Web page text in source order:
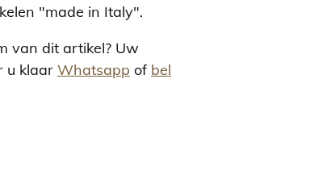
"made in Italy".
van dit artikel? Uw
u klaar Whatsapp of bel